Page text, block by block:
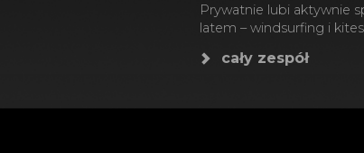
Prywatnie lubi aktywnie
latem – windsurfing i
cały zespół